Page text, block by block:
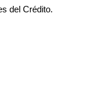
del Crédito.